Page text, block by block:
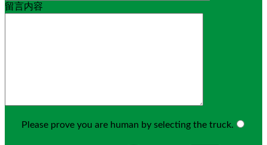
留言内容
Please prove you are human by selecting thetruck.